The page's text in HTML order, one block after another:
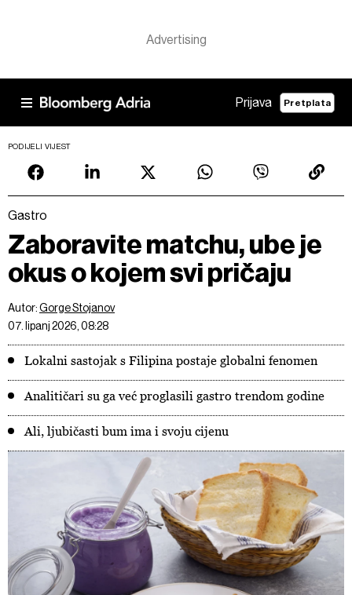
Prijava Pretplata
PODIJELI VIJEST
Gastro
Zaboravite matchu, ube je
okus o kojem svi pričaju
Autor:Gorge Stojanov
07. lipanj 2026, 08:28
Lokalni sastojak s Filipina postaje globalni fenomen
Analitičari su ga već proglasili gastro trendom godine
Ali, ljubičasti bum ima i svoju cijenu